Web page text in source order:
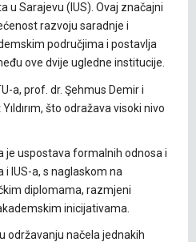
u Sarajevu (IUS). Ovaj značajni
razvoju saradnje i
područjima i postavlja
ove dvije ugledne institucije.
a, prof. dr. Şehmus Demir i
što odražava visoki nivo
je uspostava formalnih odnosa i
IUS-a, s naglaskom na
diplomama, razmjeni
inicijativama.
održavanju načela jednakih